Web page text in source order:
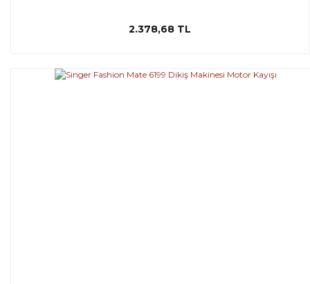
2.378,68 TL